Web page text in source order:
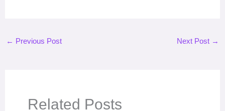
← Previous Post Next Post →
Related Posts